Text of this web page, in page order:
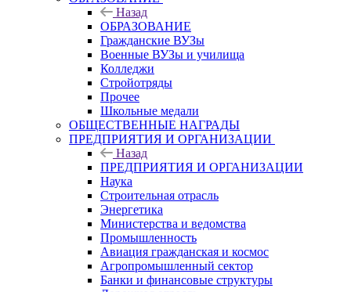
Назад
ОБРАЗОВАНИЕ
Гражданские ВУЗы
Военные ВУЗы и училища
Колледжи
Стройотряды
Прочее
Школьные медали
ОБЩЕСТВЕННЫЕ НАГРАДЫ
ПРЕДПРИЯТИЯ И ОРГАНИЗАЦИИ
Назад
ПРЕДПРИЯТИЯ И ОРГАНИЗАЦИИ
Наука
Строительная отрасль
Энергетика
Министерства и ведомства
Промышленность
Авиация гражданская и космос
Агропромышленный сектор
Банки и финансовые структуры